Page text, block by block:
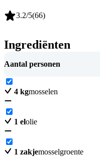
3.2/5(66)
Ingrediënten
Aantal personen
4 kgmosselen
1 elolie
1 zakjemosselgroente